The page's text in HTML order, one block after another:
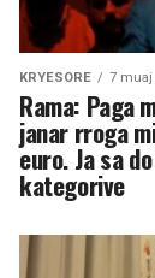
KRYESORE 7 muaj
Rama: Paga
janar rroga
euro. Ja sa
kategorive